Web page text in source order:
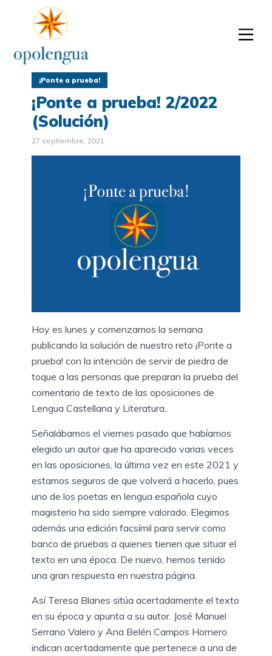
¡Ponte a prueba!
¡Ponte a prueba! 2/2022
(Solución)
27 septiembre, 2021
Hoy es lunes y comenzamos la semana
publicando la solución de nuestro reto ¡Ponte a
prueba! con la intención de servir de piedra de
toque a las personas que preparan la prueba del
comentario de texto de las oposiciones de
Lengua Castellana y Literatura..
Señalábamos el viernes pasado que habíamos
elegido un autor que ha aparecido varias veces
en las oposiciones, la última vez en este 2021 y
estamos seguros de que volverá a hacerlo, pues
uno de los poetas en lengua española cuyo
magisterio ha sido siempre valorado. Elegimos
además una edición facsímil para servir como
banco de pruebas a quienes tienen que situar el
texto en una época. De nuevo, hemos tenido
una gran respuesta en nuestra página.
Así Teresa Blanes sitúa acertadamente el texto
en su época y apunta a su autor. José Manuel
Serrano Valero y Ana Belén Campos Hornero
indican acertadamente que pertenece a una de